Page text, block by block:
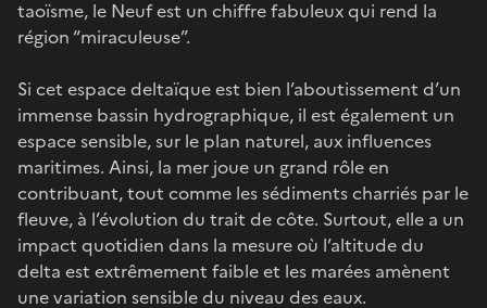
taoïsme, le Neuf est un chiffre fabuleux qui rend la
région “miraculeuse”.
Si cet espace deltaïque est bien l’aboutissement d’un
immense bassin hydrographique, il est également un
espace sensible, sur le plan naturel, aux influences
maritimes. Ainsi, la mer joue un grand rôle en
contribuant, tout comme les sédiments charriés par le
fleuve, à l’évolution du trait de côte. Surtout, elle a un
impact quotidien dans la mesure où l’altitude du
delta est extrêmement faible et les marées amènent
une variation sensible du niveau des eaux.